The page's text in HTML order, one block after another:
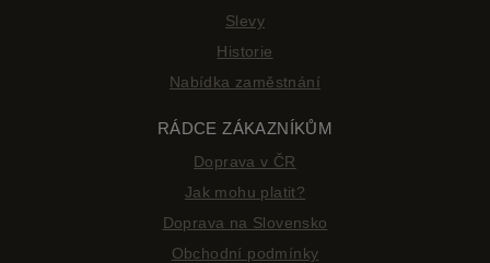
Slevy
Historie
Nabídka zaměstnání
RÁDCE ZÁKAZNÍKŮM
Doprava v ČR
Jak mohu platit?
Doprava na Slovensko
Obchodní podmínky